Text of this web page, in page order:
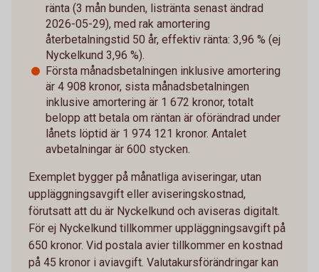
ränta (3 mån bunden, listränta senast ändrad
2026-05-29), med rak amortering
återbetalningstid 50 år, effektiv ränta: 3,96 % (ej
Nyckelkund 3,96 %).
Första månadsbetalningen inklusive amortering
är 4 908 kronor, sista månadsbetalningen
inklusive amortering är 1 672 kronor, totalt
belopp att betala om räntan är oförändrad under
lånets löptid är 1 974 121 kronor. Antalet
avbetalningar är 600 stycken.
Exemplet bygger på månatliga aviseringar, utan
uppläggningsavgift eller aviseringskostnad,
förutsatt att du är Nyckelkund och aviseras digitalt.
För ej Nyckelkund tillkommer uppläggningsavgift på
650 kronor. Vid postala avier tillkommer en kostnad
på 45 kronor i aviavgift. Valutakursförändringar kan